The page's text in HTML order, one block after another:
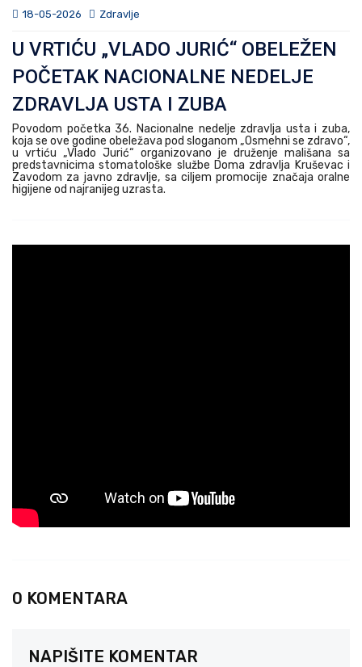
18-05-2026 Zdravlje
U VRTIĆU „VLADO JURIĆ“ OBELEŽEN
POČETAK NACIONALNE NEDELJE
ZDRAVLJA USTA I ZUBA
Povodom početka 36. Nacionalne nedelje zdravlja usta i zuba,
koja se ove godine obeležava pod sloganom „Osmehni se zdravo“,
u vrtiću „Vlado Jurić“ organizovano je druženje mališana sa
predstavnicima stomatološke službe Doma zdravlja Kruševac i
Zavodom za javno zdravlje, sa ciljem promocije značaja oralne
higijene od najranijeg uzrasta.
0 KOMENTARA
NAPIŠITE KOMENTAR